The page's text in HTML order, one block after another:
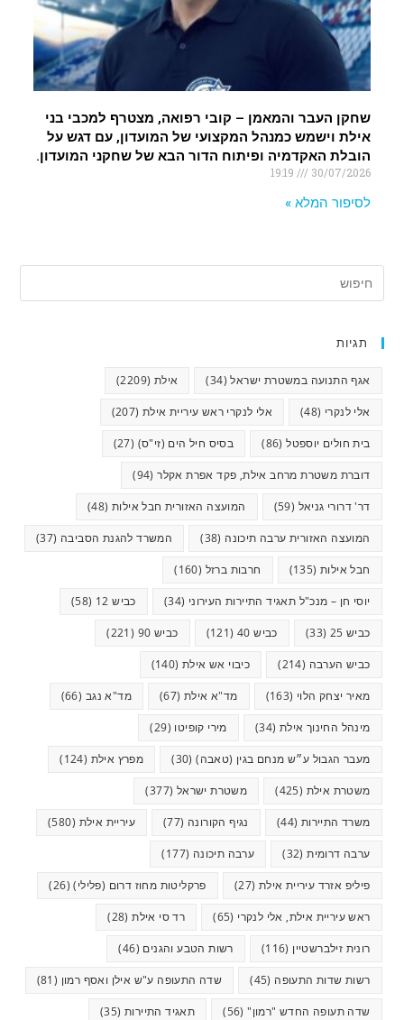
שחקן העבר והמאמן – קובי רפואה, מצטרף למכבי בני
אילת וישמש כמנהל המקצועי של המועדון, עם דגש על
הובלת האקדמיה ופיתוח הדור הבא של שחקני המועדון.
30/07/2026
לסיפור המלא »
תגיות
אגף התנועה במשטרת ישראל(34) אילת (2209)
אלי לנקרי (48) אלי לנקרי ראש עיריית אילת (207)
בית חולים יוספטל(86) בסיס חיל הים (זי"ס) (27)
דוברת משטרת מרחב אילת, פקד אפרת אקלר(94)
דר' דרורי גניאל (59) המועצה האזורית חבל אילות (48)
המועצה האזורית ערבה תיכונה (38) המשרד להגנת הסביבה (37)
חבל אילות (135) חרבות ברזל (160)
יוסי חן – מנכ"ל תאגיד התיירות העירוני (34) כביש 12 (58)
כביש 25 (33) כביש 40 (121) כביש 90 (221)
כביש הערבה (214) כיבוי אש אילת (140)
מאיר יצחק הלוי (163) מד"א אילת (67) מד"א נגב (66)
מינהל החינוך אילת (34) מירי קופיטו (29)
מעבר הגבול ע״ש מנחם בגין (טאבה)(30) מפרץ אילת (124)
משטרת אילת (425) משטרת ישראל (377)
משרד התיירות (44) נגיף הקורונה (77) עיריית אילת (580)
ערבה דרומית(32) ערבה תיכונה (177)
פיליפ אזרד עיריית אילת (27) פרקליטות מחוז דרום (פלילי)(26)
ראש עיריית אילת, אלי לנקרי (65) רד סי אילת(28)
רונית זילברשטיין (116) רשות הטבע והגנים (46)
רשות שדות התעופה (45) שדה התעופה ע"ש אילן ואסף רמון (81)
שדה תעופה החדש "רמון"(56) תאגיד התיירות (35)